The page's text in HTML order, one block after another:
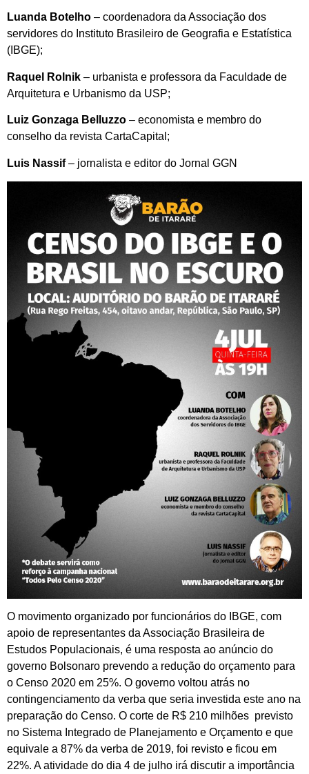
Luanda Botelho – coordenadora da Associação dos
servidores do Instituto Brasileiro de Geografia e Estatística
(IBGE);
Raquel Rolnik – urbanista e professora da Faculdade de
Arquitetura e Urbanismo da USP;
Luiz Gonzaga Belluzzo – economista e membro do
conselho da revista CartaCapital;
Luis Nassif– jornalista e editor do Jornal GGN
O movimento organizado por funcionários do IBGE, com
apoio de representantes da Associação Brasileira de
Estudos Populacionais, é uma resposta ao anúncio do
governo Bolsonaro prevendo a redução do orçamento para
o Censo 2020 em 25%. O governo voltou atrás no
contingenciamento da verba que seria investida este ano na
preparação do Censo. O corte de R$ 210 milhões previsto
no Sistema Integrado de Planejamento e Orçamento e que
equivale a 87% da verba de 2019, foi revisto e ficou em
22%. A atividade do dia 4 de julho irá discutir a importância